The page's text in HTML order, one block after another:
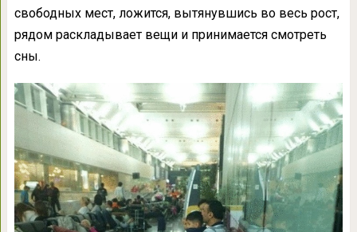
свободных мест, ложится, вытянувшись во весь рост,
рядом раскладывает вещи и принимается смотреть
сны.